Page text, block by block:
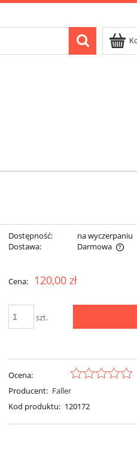
Dostępność:
na wyczerpaniu
Dostawa:
Darmowa
Cena: 120,00 zł
szt.
Ocena:
Producent: Faller
Kod produktu: 120172